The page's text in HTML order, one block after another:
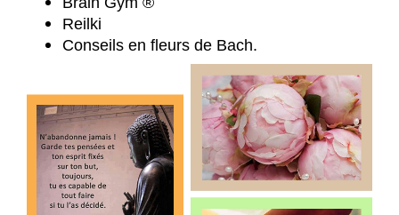
Reilki
Conseils en fleurs de Bach.